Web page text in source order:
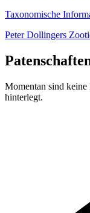
Taxonomische
Peter Dollingers
Momentan sind keine
hinterlegt.